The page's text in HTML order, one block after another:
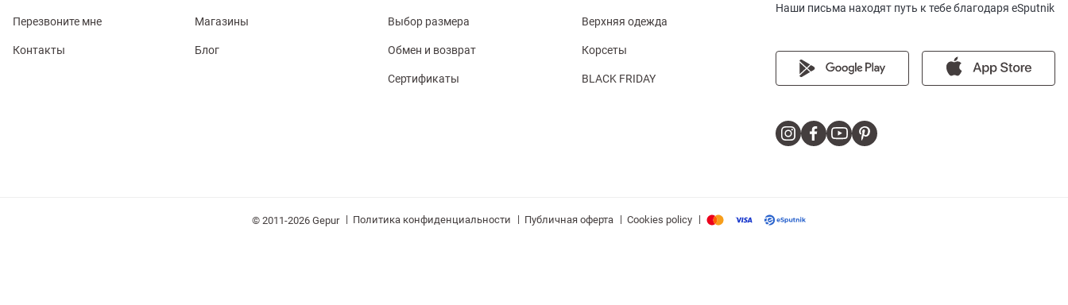
Перезвоните мне
Контакты
Магазины
Блог
Выбор размера
Обмен и возврат
Сертификаты
Верхняя одежда
Корсеты
BLACK FRIDAY
Наши письма находят путь к тебе благодаря eSputnik
© 2011-2026 Gepur | Политика конфиденциальности | Публичная оферта | Cookies policy |